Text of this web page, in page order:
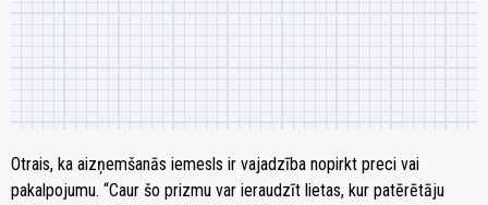
Otrais, ka aizņemšanās iemesls ir vajadzība nopirkt preci vai
pakalpojumu. “Caur šo prizmu var ieraudzīt lietas, kur patērētāju